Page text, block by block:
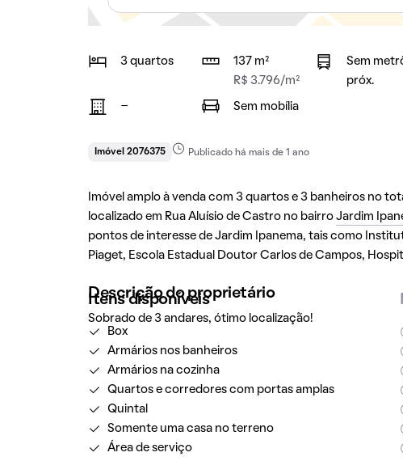
3 quartos
137 m²
R$ 3.796/m²
Sem
próx.
- Sem mobília
Imóvel 2076375 Publicado há mais de 1 ano
Imóvel amplo à venda com 3 quartos e 3 banheiros no
localizado em Rua Aluísio de Castro no bairro Jardim
pontos de interesse de Jardim Ipanema, tais como
Piaget, Escola Estadual Doutor Carlos de Campos,
Descrição do proprietário
Sobrado de 3 andares, ótimo localização!
Itens disponíveis
Box
Armários nos banheiros
Armários na cozinha
Quartos e corredores com portas amplas
Quintal
Somente uma casa no terreno
Área de serviço